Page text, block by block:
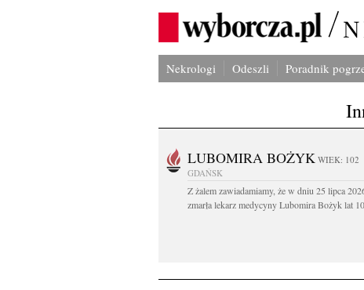
Nekrologi Odeszli Poradnik
LUBOMIRA BOŻYK WIEK: 102
GDAŃSK
Z żalem zawiadamiamy, że w dniu 25 lipca
zmarła lekarz medycyny Lubomira Bożyk lat